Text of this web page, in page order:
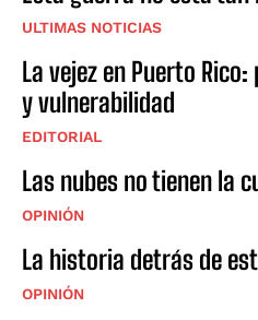
ULTIMAS NOTICIAS
La vejez en Puerto
y vulnerabilidad
EDITORIAL
Las nubes no tienen la
OPINIÓN
La historia detrás de
OPINIÓN